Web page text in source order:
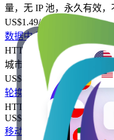
量，无 IP 池，永久有效
US$1.49/ 个月
数据中心 IPv6
固定 IP 地
HTTP/SOCKS5，流量不
城市/州。
US$0.15
/ 个月-
轮换住宅IP 匿名访问、网
HTTP/SOCKS5、流量限
US$0.78
/ GB
70%
移动
敏感信息、市场调研